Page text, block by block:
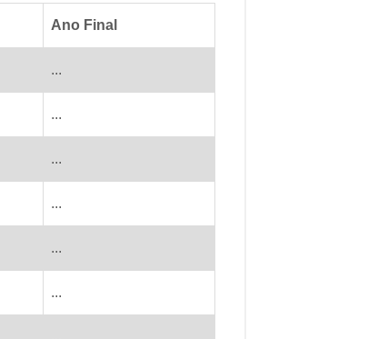
Ano Final
...
...
...
...
...
...